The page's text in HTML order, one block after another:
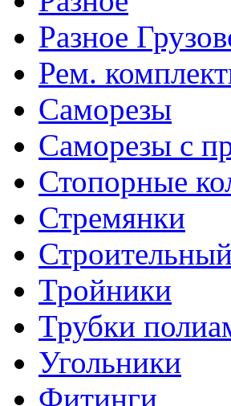
Разное
Рем.
Саморезы
Саморезы с
Стопорные
Стремянки
Тройники
Трубки
Угольники
Фитинги